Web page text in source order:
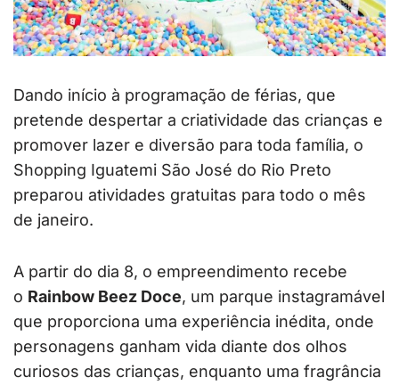
Dando início à programação de férias, que
pretende despertar a criatividade das crianças e
promover lazer e diversão para toda família, o
Shopping Iguatemi São José do Rio Preto
preparou atividades gratuitas para todo o mês
de janeiro.
A partir do dia 8, o empreendimento recebe
o Rainbow Beez Doce, um parque instagramável
que proporciona uma experiência inédita, onde
personagens ganham vida diante dos olhos
curiosos das crianças, enquanto uma fragrância